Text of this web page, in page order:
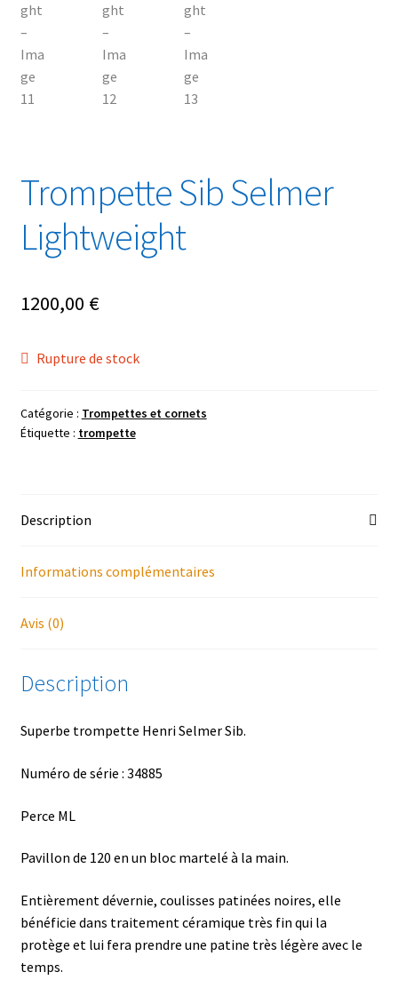
Trompette Sib Selmer
Lightweight
1200,00 €
Rupture de stock
Catégorie : Trompettes et cornets
Étiquette : trompette
Description
Informations complémentaires
Avis (0)
Description
Superbe trompette Henri Selmer Sib.
Numéro de série : 34885
Perce ML
Pavillon de 120 en un bloc martelé à la main.
Entièrement dévernie, coulisses patinées noires, elle
bénéficie dans traitement céramique très fin qui la
protège et lui fera prendre une patine très légère avec le
temps.